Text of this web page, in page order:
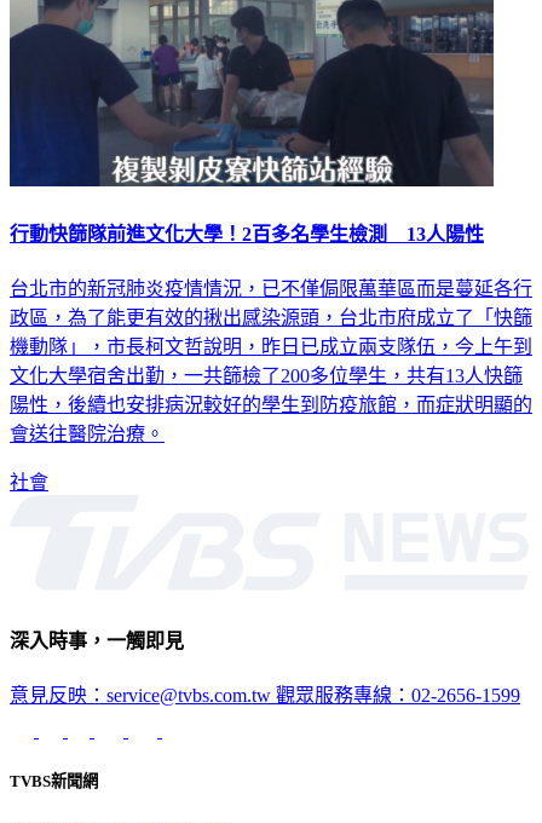
行動快篩隊前進文化大學！2百多名學生檢測 13人陽性
台北市的新冠肺炎疫情情況，已不僅侷限萬華區而是蔓延各行
政區，為了能更有效的揪出感染源頭，台北市府成立了「快篩
機動隊」，市長柯文哲說明，昨日已成立兩支隊伍，今上午到
文化大學宿舍出勤，一共篩檢了200多位學生，共有13人快篩
陽性，後續也安排病況較好的學生到防疫旅館，而症狀明顯的
會送往醫院治療。
社會
深入時事，一觸即見
意見反映：service@tvbs.com.tw 觀眾服務專線：02-2656-1599
TVBS新聞網